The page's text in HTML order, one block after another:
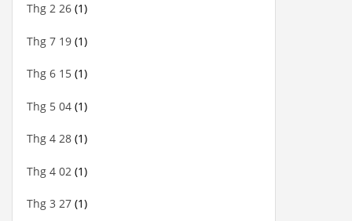
Thg 2 26 (1)
Thg 7 19 (1)
Thg 6 15 (1)
Thg 5 04 (1)
Thg 4 28 (1)
Thg 4 02 (1)
Thg 3 27 (1)